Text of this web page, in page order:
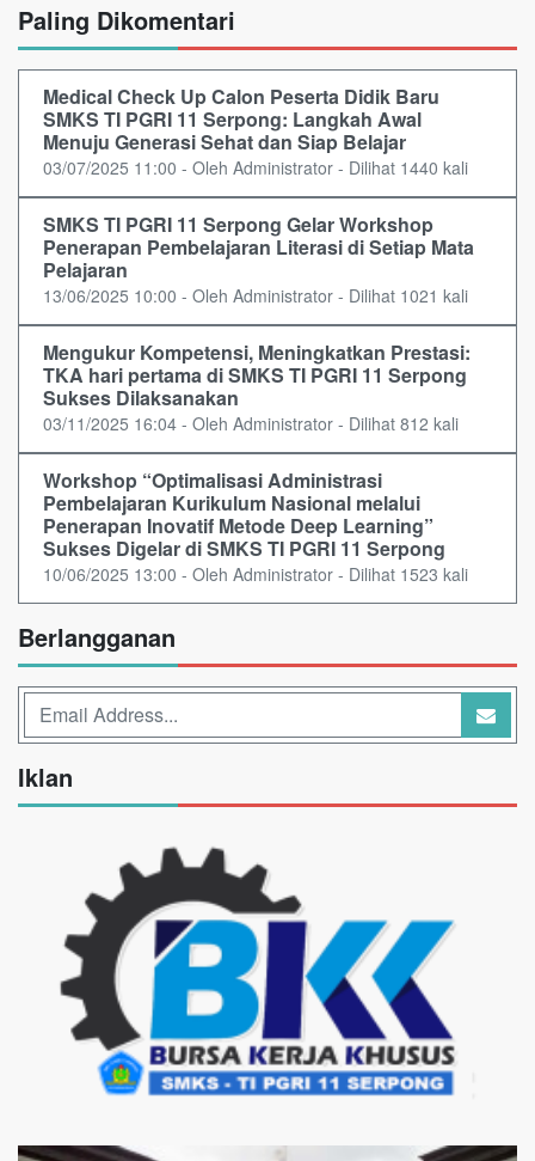
Paling Dikomentari
Medical Check Up Calon Peserta Didik Baru
SMKS TI PGRI 11 Serpong: Langkah Awal
Menuju Generasi Sehat dan Siap Belajar
03/07/2025 11:00 - Oleh Administrator - Dilihat 1440 kali
SMKS TI PGRI 11 Serpong Gelar Workshop
Penerapan Pembelajaran Literasi di Setiap Mata
Pelajaran
13/06/2025 10:00 - Oleh Administrator - Dilihat 1021 kali
Mengukur Kompetensi, Meningkatkan Prestasi:
TKA hari pertama di SMKS TI PGRI 11 Serpong
Sukses Dilaksanakan
03/11/2025 16:04 - Oleh Administrator - Dilihat 812 kali
Workshop “Optimalisasi Administrasi
Pembelajaran Kurikulum Nasional melalui
Penerapan Inovatif Metode Deep Learning”
Sukses Digelar di SMKS TI PGRI 11 Serpong
10/06/2025 13:00 - Oleh Administrator - Dilihat 1523 kali
Berlangganan
Iklan